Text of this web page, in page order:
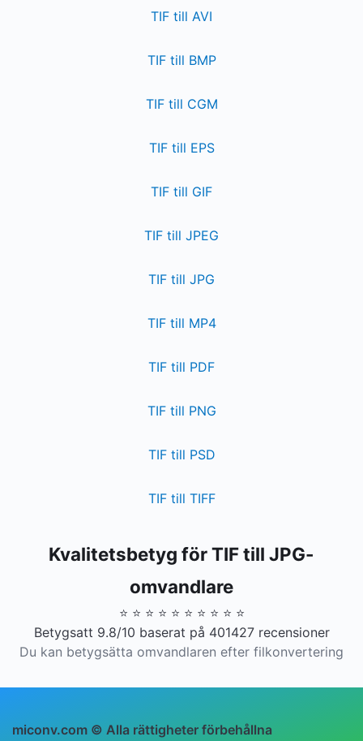
TIF till AVI
TIF till BMP
TIF till CGM
TIF till EPS
TIF till GIF
TIF till JPEG
TIF till JPG
TIF till MP4
TIF till PDF
TIF till PNG
TIF till PSD
TIF till TIFF
Kvalitetsbetyg för TIF till JPG-
omvandlare
⭐ ⭐ ⭐ ⭐ ⭐ ⭐ ⭐ ⭐ ⭐ ⭐
Betygsatt 9.8/10 baserat på 401427 recensioner
Du kan betygsätta omvandlaren efter filkonvertering
miconv.com © Alla rättigheter förbehållna